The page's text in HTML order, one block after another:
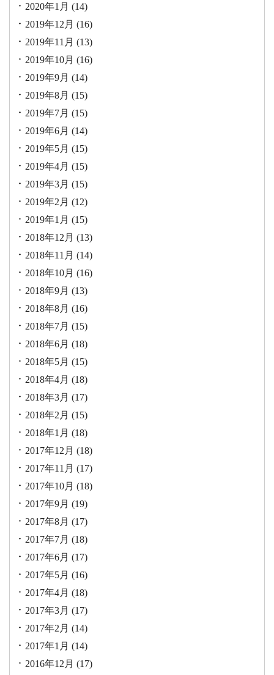
2020年1月 (14)
2019年12月 (16)
2019年11月 (13)
2019年10月 (16)
2019年9月 (14)
2019年8月 (15)
2019年7月 (15)
2019年6月 (14)
2019年5月 (15)
2019年4月 (15)
2019年3月 (15)
2019年2月 (12)
2019年1月 (15)
2018年12月 (13)
2018年11月 (14)
2018年10月 (16)
2018年9月 (13)
2018年8月 (16)
2018年7月 (15)
2018年6月 (18)
2018年5月 (15)
2018年4月 (18)
2018年3月 (17)
2018年2月 (15)
2018年1月 (18)
2017年12月 (18)
2017年11月 (17)
2017年10月 (18)
2017年9月 (19)
2017年8月 (17)
2017年7月 (18)
2017年6月 (17)
2017年5月 (16)
2017年4月 (18)
2017年3月 (17)
2017年2月 (14)
2017年1月 (14)
2016年12月 (17)